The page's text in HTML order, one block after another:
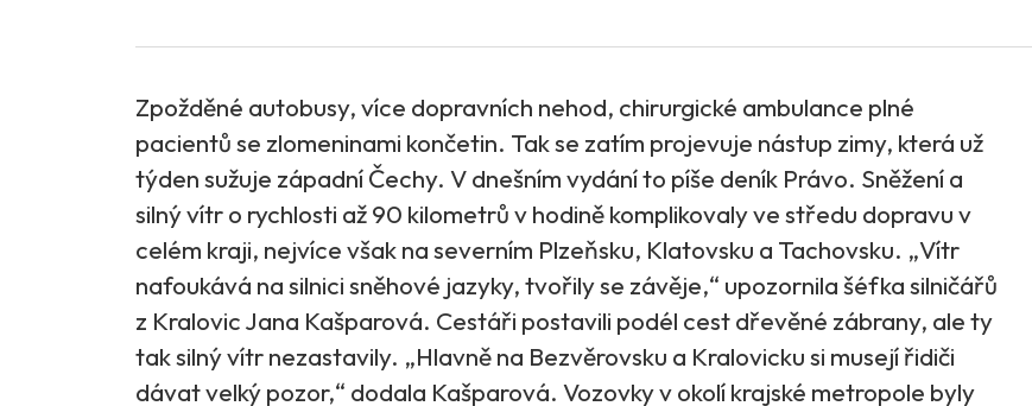
Zpožděné autobusy, více dopravních nehod, chirurgické ambulance plné
pacientů se zlomeninami končetin. Tak se zatím projevuje nástup zimy, která už
týden sužuje západní Čechy. V dnešním vydání to píše deník Právo. Sněžení a
silný vítr o rychlosti až 90 kilometrů v hodině komplikovaly ve středu dopravu v
celém kraji, nejvíce však na severním Plzeňsku, Klatovsku a Tachovsku. „Vítr
nafoukává na silnici sněhové jazyky, tvořily se závěje,“ upozornila šéfka silničářů
z Kralovic Jana Kašparová. Cestáři postavili podél cest dřevěné zábrany, ale ty
tak silný vítr nezastavily. „Hlavně na Bezvěrovsku a Kralovicku si musejí řidiči
dávat velký pozor,“ dodala Kašparová. Vozovky v okolí krajské metropole byly